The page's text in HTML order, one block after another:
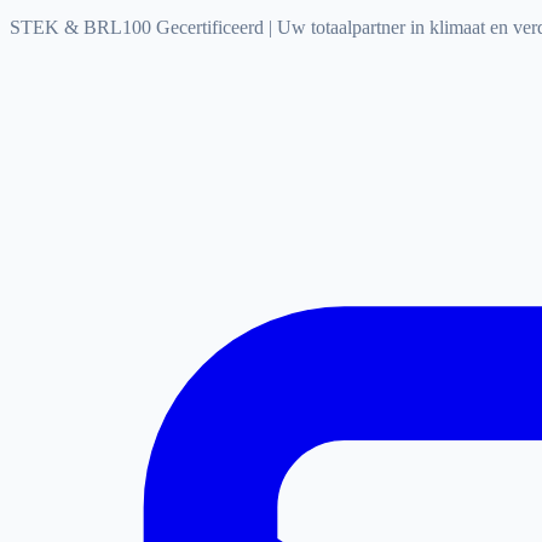
STEK & BRL100 Gecertificeerd | Uw totaalpartner in klimaat en